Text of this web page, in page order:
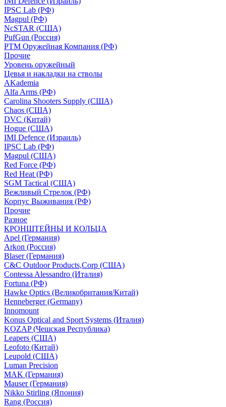
IPSC Lab (РФ)
Magpul (РФ)
NcSTAR (США)
PufGun (Россия)
РТМ Оружейная Компания (РФ)
Прочие
Уровень оружейный
Цевья и накладки на стволы
AKademia
Alfa Arms (РФ)
Carolina Shooters Supply (США)
Chaos (США)
DVC (Китай)
Hogue (США)
IMI Defence (Израиль)
IPSC Lab (РФ)
Magpul (США)
Red Force (РФ)
Red Heat (РФ)
SGM Tactical (США)
Вежливый Стрелок (РФ)
Корпус Выживания (РФ)
Прочие
Разное
КРОНШТЕЙНЫ И КОЛЬЦА
Apel (Германия)
Arkon (Россия)
Blaser (Германия)
C&C Outdoor Products,Corp (США)
Contessa Alessandro (Италия)
Fortuna (РФ)
Hawke Optics (Великобритания/Китай)
Henneberger (Germany)
Innomount
Konus Optical and Sport Systems (Италия)
KOZAP (Чешская Республика)
Leapers (США)
Leofoto (Китай)
Leupold (США)
Luman Precision
MAK (Германия)
Mauser (Германия)
Nikko Stirling (Япония)
Rang (Россия)